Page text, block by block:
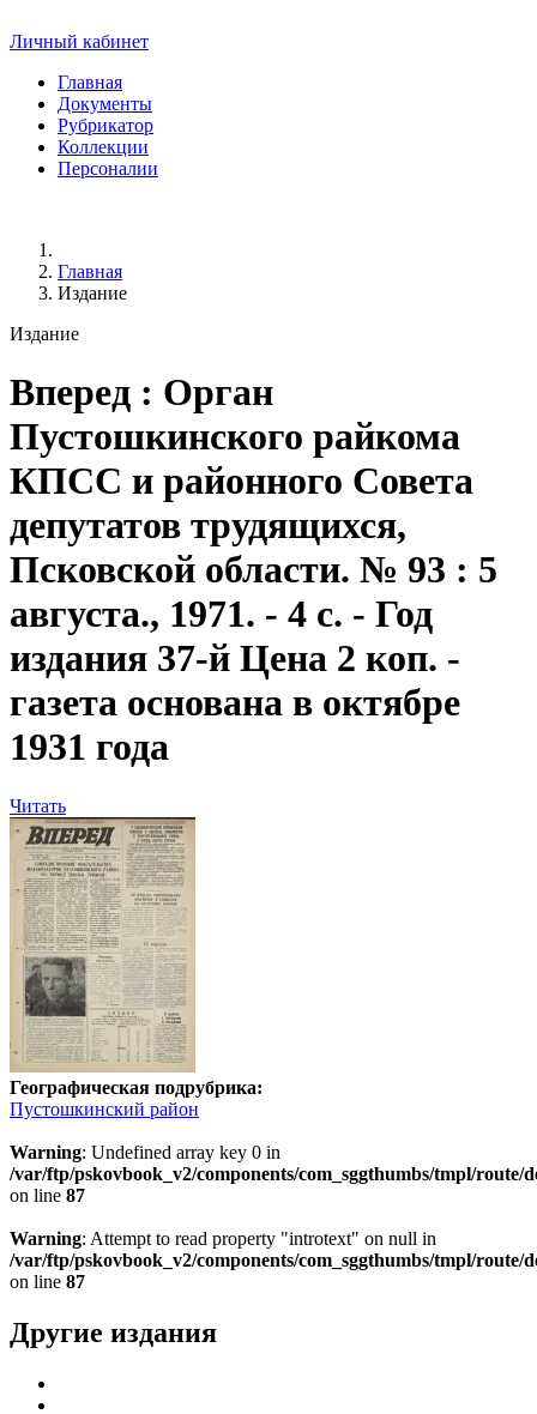
Личный кабинет
Главная
Документы
Рубрикатор
Коллекции
Персоналии
Главная
Издание
Издание
Вперед : Орган
Пустошкинского райкома
КПСС и районного Совета
депутатов трудящихся,
Псковской области. № 93 : 5
августа., 1971. - 4 с. - Год
издания 37-й Цена 2 коп. -
газета основана в октябре
1931 года
Читать
Географическая подрубрика:
Пустошкинский район
Warning: Undefined array key 0 in
/var/ftp/pskovbook_v2/components/com_sggthumbs/tmpl/route/
on line 87
Warning: Attempt to read property "introtext" on null in
/var/ftp/pskovbook_v2/components/com_sggthumbs/tmpl/route/
on line 87
Другие издания